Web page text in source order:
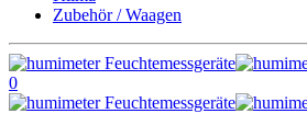
Zubehör / Waagen
0